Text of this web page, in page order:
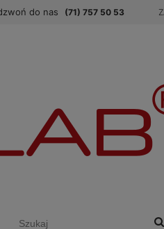
do nas (71) 757 50 53